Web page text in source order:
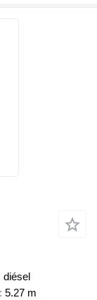
diésel
5.27 m